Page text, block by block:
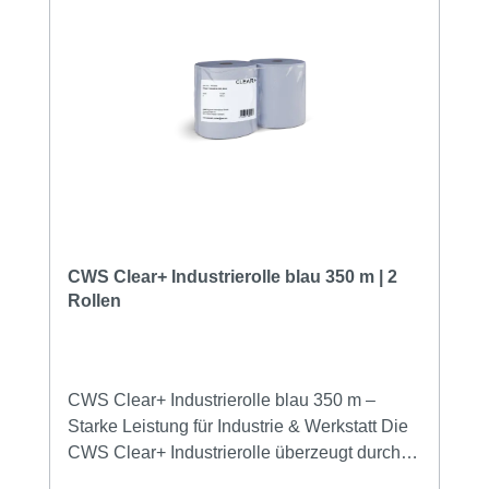
Nachhaltige Verpackung (60% BioPE, 40%
recyceltes LDPE) Setzen Sie auf Qualität,
Nachhaltigkeit und Leistung – mit der CWS
Clear+ Industrierolle für den professionellen
CWS Clear+ Industrierolle blau 350 m | 2
Rollen
CWS Clear+ Industrierolle blau 350 m –
Starke Leistung für Industrie & Werkstatt Die
CWS Clear+ Industrierolle überzeugt durch